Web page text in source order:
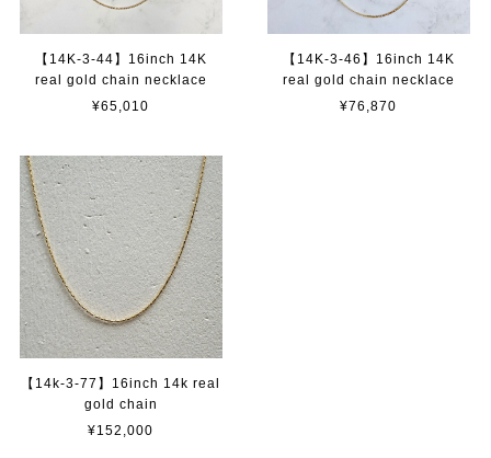
【14K-3-44】16inch 14K
real gold chain necklace
¥65,010
【14K-3-46】16inch 14K
real gold chain necklace
¥76,870
【14k-3-77】16inch 14k real
gold chain
¥152,000